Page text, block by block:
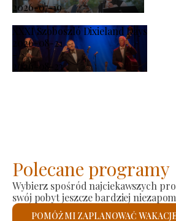
2026-07-19
XXXI Szoboszló Dixieland Days
2026-08-21
-
2026-08-23
Polecane programy
Wybierz spośród najciekawszych
swój pobyt jeszcze bardziej
POMÓŻ MI ZAPLANOWAĆ WAKACJE